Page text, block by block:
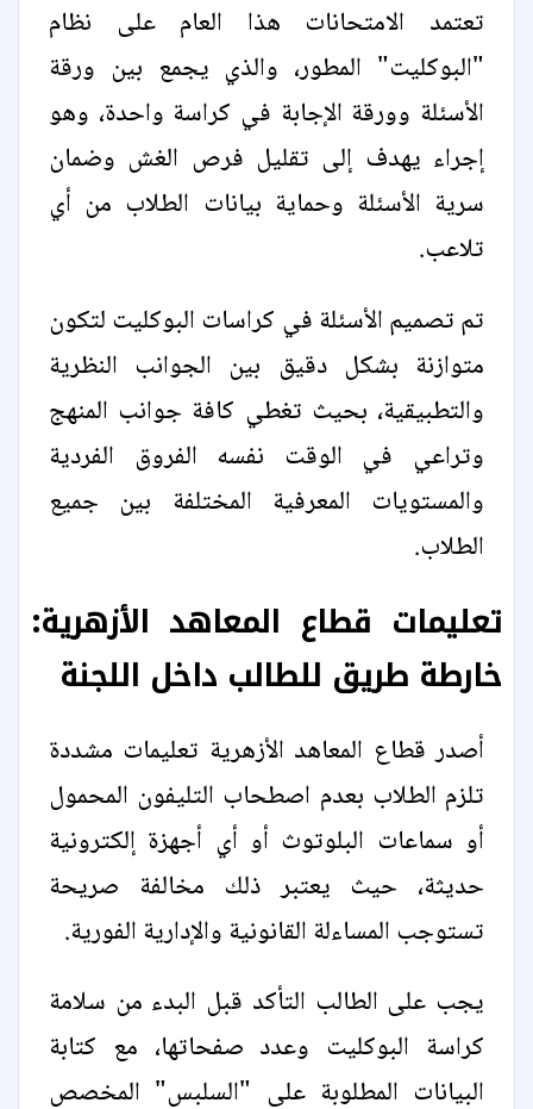
تعتمد الامتحانات هذا العام على نظام
"البوكليت" المطور، والذي يجمع بين ورقة
الأسئلة وورقة الإجابة في كراسة واحدة، وهو
إجراء يهدف إلى تقليل فرص الغش وضمان
سرية الأسئلة وحماية بيانات الطلاب من أي
تلاعب.
تم تصميم الأسئلة في كراسات البوكليت لتكون
متوازنة بشكل دقيق بين الجوانب النظرية
والتطبيقية، بحيث تغطي كافة جوانب المنهج
وتراعي في الوقت نفسه الفروق الفردية
والمستويات المعرفية المختلفة بين جميع
الطلاب.
تعليمات قطاع المعاهد الأزهرية:
خارطة طريق للطالب داخل اللجنة
أصدر قطاع المعاهد الأزهرية تعليمات مشددة
تلزم الطلاب بعدم اصطحاب التليفون المحمول
أو سماعات البلوتوث أو أي أجهزة إلكترونية
حديثة، حيث يعتبر ذلك مخالفة صريحة
تستوجب المساءلة القانونية والإدارية الفورية.
يجب على الطالب التأكد قبل البدء من سلامة
كراسة البوكليت وعدد صفحاتها، مع كتابة
البيانات المطلوبة على "السلبس" المخصص